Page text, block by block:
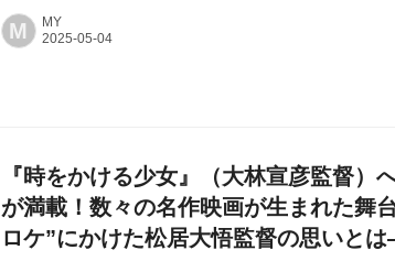
M MY
『時をかける少女』（大林宣彦監督）
が満載！数々の名作映画が生まれた舞
ロケ”にかけた松居大悟監督の思いと